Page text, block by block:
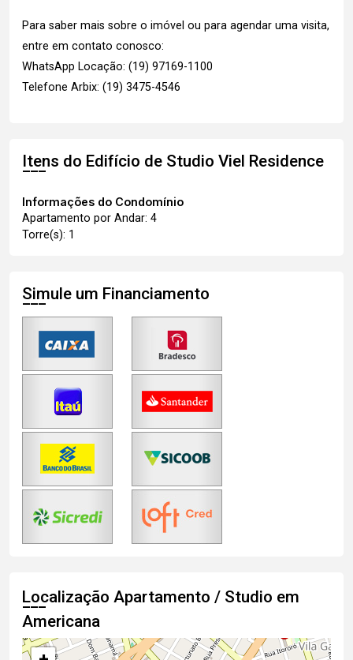
Para saber mais sobre o imóvel ou para agendar uma visita,
entre em contato conosco:
WhatsApp Locação: (19) 97169-1100
Telefone Arbix: (19) 3475-4546
Itens do Edifício de Studio Viel Residence
Informações do Condomínio
Apartamento por Andar: 4
Torre(s): 1
Simule um Financiamento
Localização Apartamento / Studio em
Americana